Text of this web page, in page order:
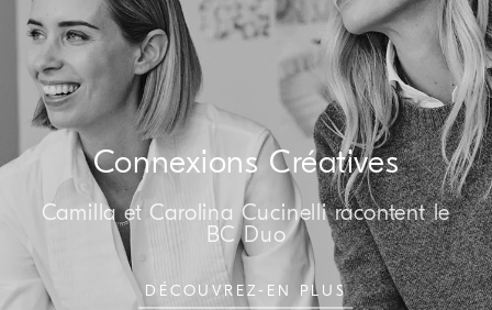
Connexions Créatives
Camilla et Carolina Cucinelli racontent le
BC Duo
DÉCOUVREZ-EN PLUS